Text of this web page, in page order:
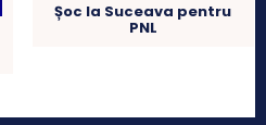
Șoc la Suceava pentru
PNL